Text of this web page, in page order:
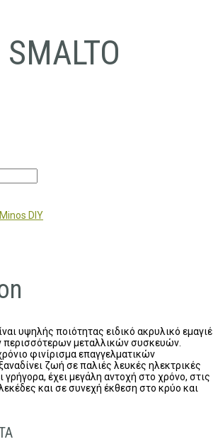
Minos DIY
υψηλής ποιότητας ειδικό ακρυλικό εμαγιέ
μεταλλικών συσκευών.
φινίρισμα επαγγελματικών
ζωή σε παλιές λευκές ηλεκτρικές
γρήγορα, έχει μεγάλη αντοχή στο χρόνο, στις
και σε συνεχή έκθεση στο κρύο και